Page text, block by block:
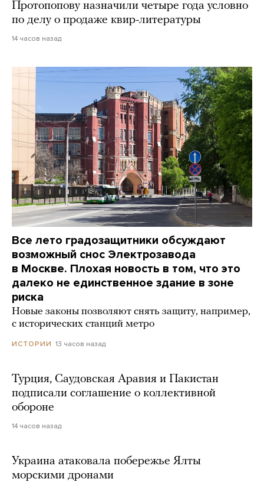
Протопопову назначили четыре года условно
по делу о продаже квир-литературы
14 часов назад
Все лето градозащитники обсуждают
возможный снос Электрозавода
в Москве. Плохая новость в том, что это
далеко не единственное здание в зоне
риска
Новые законы позволяют снять защиту, например,
с исторических станций метро
ИСТОРИИ 13 часов назад
Турция, Саудовская Аравия и Пакистан
подписали соглашение о коллективной
обороне
14 часов назад
Украина атаковала побережье Ялты
морскими дронами